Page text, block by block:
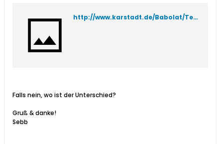
http://www.karstadt.de/Babolat/Tennisschlaeger-Aeropro-Drive/p/?pid=3603424&pfad=2973+865853+863992+890097
Falls nein, wo ist der Unterschied?
Gruß & danke!
Sebb